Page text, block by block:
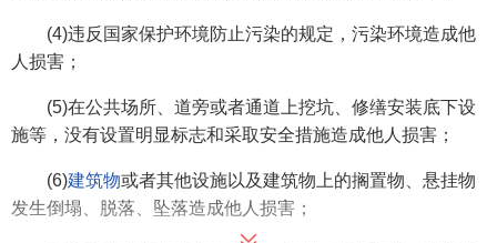
(4)违反国家保护环境防止污染的规定，污染环境造成他
人损害；
(5)在公共场所、道旁或者通道上挖坑、修缮安装底下设
施等，没有设置明显标志和采取安全措施造成他人损害；
(6)建筑物或者其他设施以及建筑物上的搁置物、悬挂物
发生倒塌、脱落、坠落造成他人损害；